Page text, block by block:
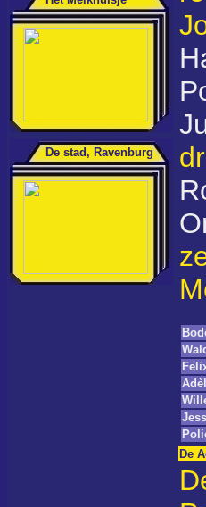
De stad, Ravenburg
De